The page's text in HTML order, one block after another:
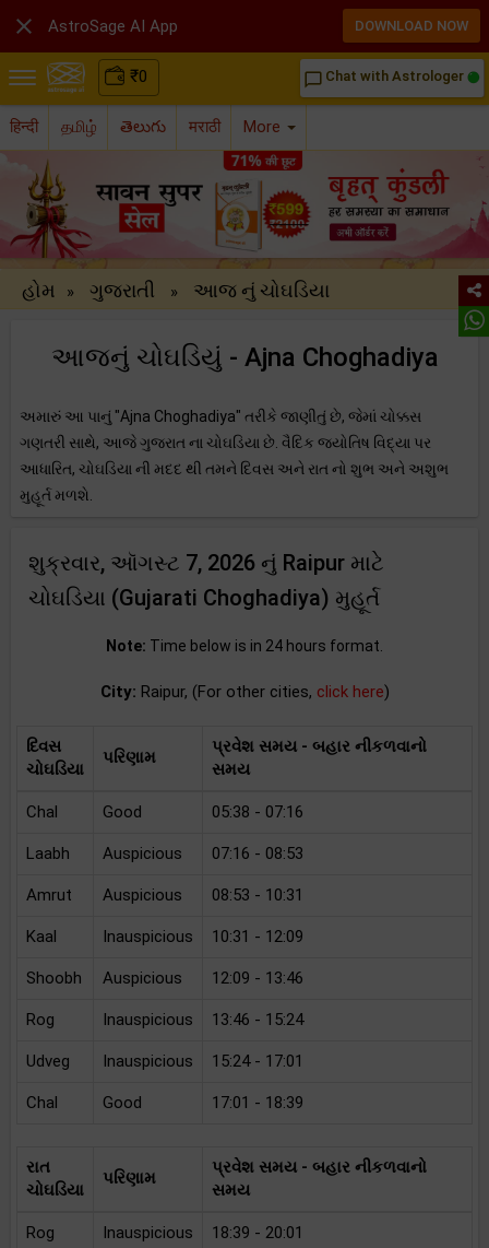
₹0 chat_bubble_outline Chat with Astrologer
हिन्दी தமிழ் తెలుగు मराठी More
હોમ » ગુજરાતી » આજ નું ચોઘડિયા
આજનું ચોઘડિયું - Ajna Choghadiya
અમારું આ પાનું "Ajna Choghadiya" તરીકે જાણીતું છે, જેમાં ચોક્કસ
ગણતરી સાથે, આજે ગુજરાત ના ચોઘડિયા છે. વૈદિક જ્યોતિષ વિદ્યા પર
આધારિત, ચોઘડિયા ની મદદ થી તમને દિવસ અને રાત નો શુભ અને અશુભ
મુહૂર્ત મળશે.
શુક્રવાર, ઑગસ્ટ 7, 2026 નું Raipur માટે
ચોઘડિયા (Gujarati Choghadiya) મુહૂર્ત
Note: Time below is in 24 hours format.
City: Raipur, (For other cities, click here)
દિવસ
ચોઘડિયા
પરિણામ
પ્રવેશ સમય - બહાર નીકળવાનો
સમય
Chal Good 05:38 - 07:16
Laabh Auspicious 07:16 - 08:53
Amrut Auspicious 08:53 - 10:31
Kaal Inauspicious 10:31 - 12:09
Shoobh Auspicious 12:09 - 13:46
Rog Inauspicious 13:46 - 15:24
Udveg Inauspicious 15:24 - 17:01
Chal Good 17:01 - 18:39
રાત
ચોઘડિયા
પરિણામ
પ્રવેશ સમય - બહાર નીકળવાનો
સમય
Rog Inauspicious 18:39 - 20:01
 AstroSage AI App DOWNLOAD NOW